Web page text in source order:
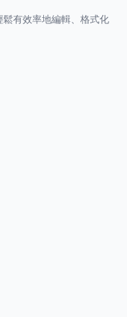
有效率地編輯、格式化